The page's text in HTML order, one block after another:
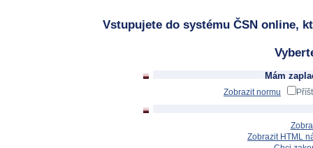
Vstupujete do systému ČSN online,
Mám
Zobrazit normu
Zobrazit HTML